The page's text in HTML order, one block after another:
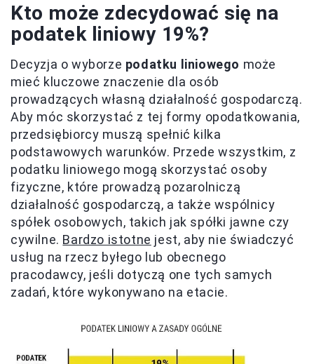
Kto może zdecydować się na
podatek liniowy 19%?
Decyzja o wyborze podatku liniowego może
mieć kluczowe znaczenie dla osób
prowadzących własną działalność gospodarczą.
Aby móc skorzystać z tej formy opodatkowania,
przedsiębiorcy muszą spełnić kilka
podstawowych warunków. Przede wszystkim, z
podatku liniowego mogą skorzystać osoby
fizyczne, które prowadzą pozarolniczą
działalność gospodarczą, a także wspólnicy
spółek osobowych, takich jak spółki jawne czy
cywilne. Bardzo istotne jest, aby nie świadczyć
usług na rzecz byłego lub obecnego
pracodawcy, jeśli dotyczą one tych samych
zadań, które wykonywano na etacie.